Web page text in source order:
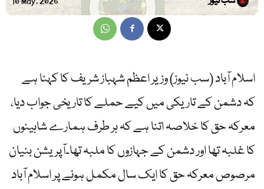
اسلام آباد (سب نیوز) وزیر اعظم شہباز شریف کا کہنا ہے
کہ دشمن کے تاریکی میں کیے حملے کا تاریخی جواب دیا،
معرکہ حق کا خلاصہ اتنا ہے کہ ہر طرف ہمارے شاہینوں
کا غلبہ تھا اور دشمن کے جہازوں کا ملبہ تھا۔آپریشن بنیان
مرصوص معرکہ حق کا ایک سال مکمل ہونے پر اسلام آباد